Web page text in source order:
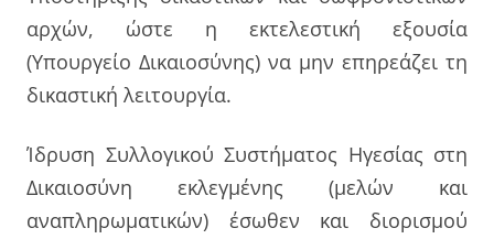
αρχών, ώστε η εκτελεστική εξουσία
(Υπουργείο Δικαιοσύνης) να μην επηρεάζει τη
δικαστική λειτουργία.
Ίδρυση Συλλογικού Συστήματος Ηγεσίας στη
Δικαιοσύνη εκλεγμένης (μελών και
αναπληρωματικών) έσωθεν και διορισμού